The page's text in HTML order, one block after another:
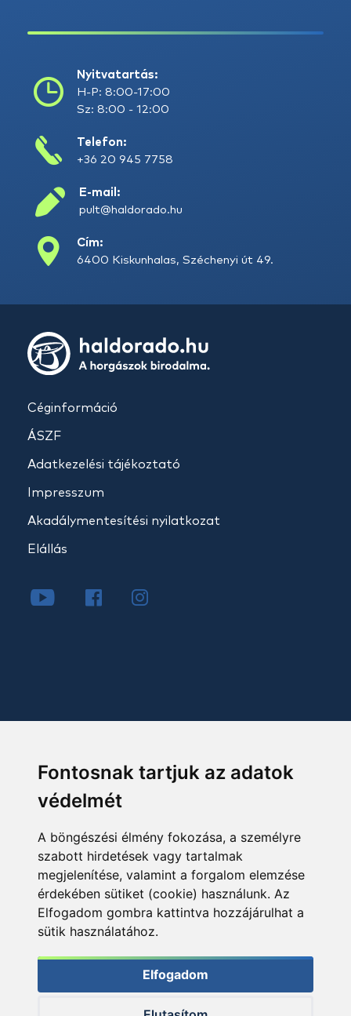
Fontosnak tartjuk az adatok
védelmét
A böngészési élmény fokozása, a személyre
szabott hirdetések vagy tartalmak
megjelenítése, valamint a forgalom elemzése
érdekében sütiket (cookie) használunk. Az
Elfogadom gombra kattintva hozzájárulhat a
sütik használatához.
Elfogadom
Nyitvatartás:
H-P: 8:00-17:00
Sz: 8:00 - 12:00
Telefon:
+36 20 945 7758
E-mail:
pult@haldorado.hu
Cím:
6400 Kiskunhalas, Széchenyi út 49.
Céginformáció
ÁSZF
Adatkezelési tájékoztató
Impresszum
Akadálymentesítési nyilatkozat
Elállás